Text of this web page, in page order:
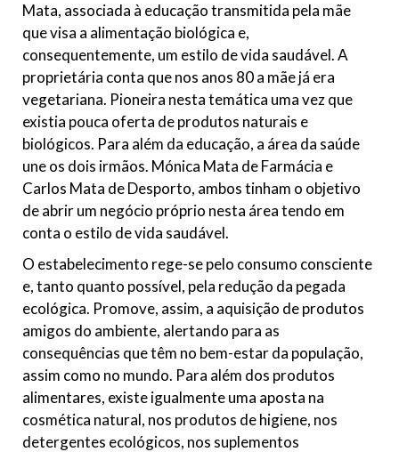
Mata, associada à educação transmitida pela mãe
que visa a alimentação biológica e,
consequentemente, um estilo de vida saudável. A
proprietária conta que nos anos 80 a mãe já era
vegetariana. Pioneira nesta temática uma vez que
existia pouca oferta de produtos naturais e
biológicos. Para além da educação, a área da saúde
une os dois irmãos. Mónica Mata de Farmácia e
Carlos Mata de Desporto, ambos tinham o objetivo
de abrir um negócio próprio nesta área tendo em
conta o estilo de vida saudável.
O estabelecimento rege-se pelo consumo consciente
e, tanto quanto possível, pela redução da pegada
ecológica. Promove, assim, a aquisição de produtos
amigos do ambiente, alertando para as
consequências que têm no bem-estar da população,
assim como no mundo. Para além dos produtos
alimentares, existe igualmente uma aposta na
cosmética natural, nos produtos de higiene, nos
detergentes ecológicos, nos suplementos